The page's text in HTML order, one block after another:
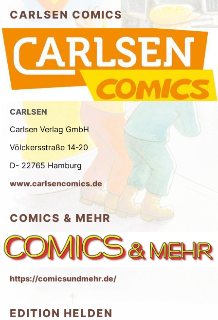
CARLSEN COMICS
CARLSEN
Carlsen Verlag GmbH
Völckersstraße 14-20
D- 22765 Hamburg
www.carlsencomics.de
COMICS & MEHR
https://comicsundmehr.de/
EDITION HELDEN